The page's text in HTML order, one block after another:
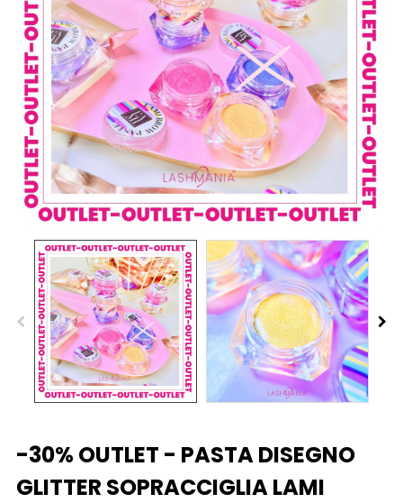
-30% OUTLET - PASTA DISEGNO
GLITTER SOPRACCIGLIA LAMI